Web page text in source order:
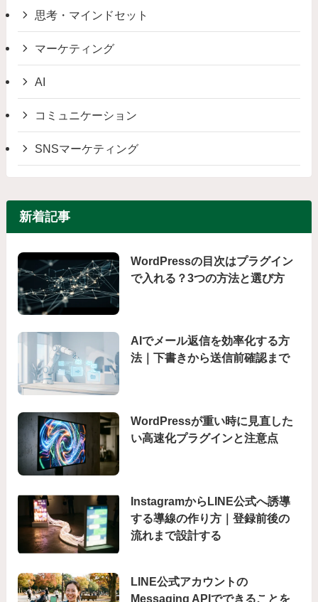
思考・マインドセット
マーケティング
AI
コミュニケーション
SNSマーケティング
新着記事
WordPressの目次はプラグイン
で入れる？3つの方法と選び方
AIでメール返信を効率化する方
法｜下書きから送信前確認まで
WordPressが重い時に見直した
い高速化プラグインと注意点
InstagramからLINE公式へ誘導
する導線の作り方｜登録前後の
流れまで設計する
LINE公式アカウントの
Messaging APIでできることを